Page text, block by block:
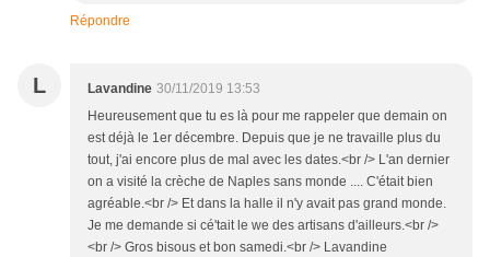
Répondre
L Lavandine 30/11/2019 13:53
Heureusement que tu es là pour me rappeler que demain on
est déjà le 1er décembre. Depuis que je ne travaille plus du
tout, j'ai encore plus de mal avec les dates.<br /> L'an dernier
on a visité la crèche de Naples sans monde .... C'était bien
agréable.<br /> Et dans la halle il n'y avait pas grand monde.
Je me demande si cé'tait le we des artisans d'ailleurs.<br />
<br /> Gros bisous et bon samedi.<br /> Lavandine